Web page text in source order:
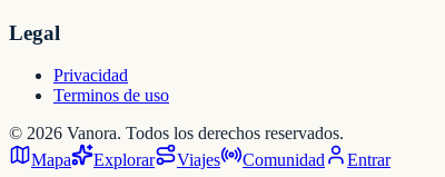
Legal
Privacidad
Terminos de uso
© 2026 Vanora. Todos los derechos reservados.
Mapa
Explorar Viajes Comunidad Entrar